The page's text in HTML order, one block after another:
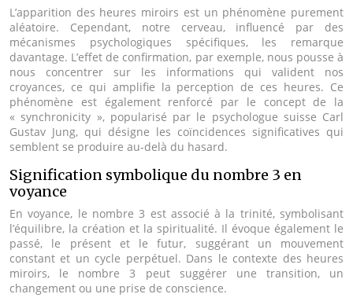
L’apparition des heures miroirs est un phénomène purement
aléatoire. Cependant, notre cerveau, influencé par des
mécanismes psychologiques spécifiques, les remarque
davantage. L’effet de confirmation, par exemple, nous pousse à
nous concentrer sur les informations qui valident nos
croyances, ce qui amplifie la perception de ces heures. Ce
phénomène est également renforcé par le concept de la
« synchronicity », popularisé par le psychologue suisse Carl
Gustav Jung, qui désigne les coïncidences significatives qui
semblent se produire au-delà du hasard.
Signification symbolique du nombre 3 en
voyance
En voyance, le nombre 3 est associé à la trinité, symbolisant
l’équilibre, la création et la spiritualité. Il évoque également le
passé, le présent et le futur, suggérant un mouvement
constant et un cycle perpétuel. Dans le contexte des heures
miroirs, le nombre 3 peut suggérer une transition, un
changement ou une prise de conscience.